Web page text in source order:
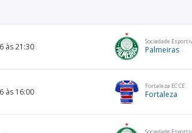
às 21:30
Sociedade
Palmeiras
às 16:00
Fortaleza EC CE
Fortaleza
Sociedade